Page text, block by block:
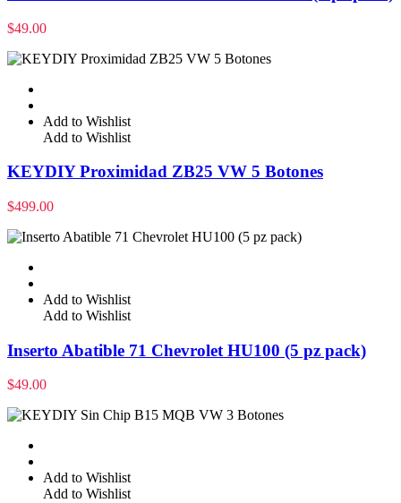
$49.00
Add to Wishlist
Add to Wishlist
KEYDIY Proximidad ZB25 VW 5 Botones
$499.00
Add to Wishlist
Add to Wishlist
Inserto Abatible 71 Chevrolet HU100 (5 pz pack)
$49.00
Add to Wishlist
Add to Wishlist